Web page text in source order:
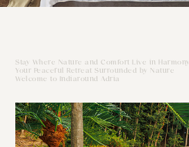
Stay Where Nature and Comfort Live in Harmony
Your Peaceful Retreat Surrounded by Nature
Welcome to Indiaround Adria